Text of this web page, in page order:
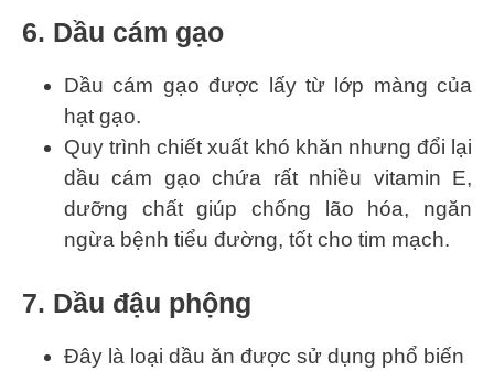
6. Dầu cám gạo
Dầu cám gạo được lấy từ lớp màng của
hạt gạo.
Quy trình chiết xuất khó khăn nhưng đổi lại
dầu cám gạo chứa rất nhiều vitamin E,
dưỡng chất giúp chống lão hóa, ngăn
ngừa bệnh tiểu đường, tốt cho tim mạch.
7. Dầu đậu phộng
Đây là loại dầu ăn được sử dụng phổ biến